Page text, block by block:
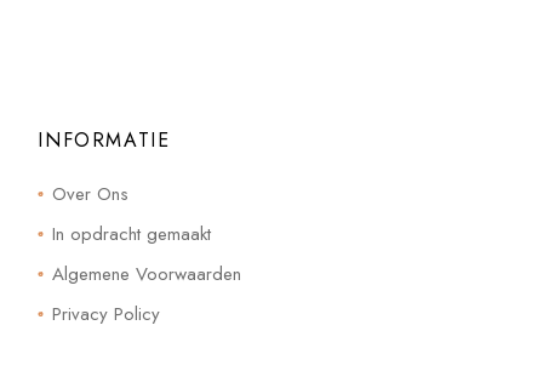
INFORMATIE
Over Ons
In opdracht gemaakt
Algemene Voorwaarden
Privacy Policy